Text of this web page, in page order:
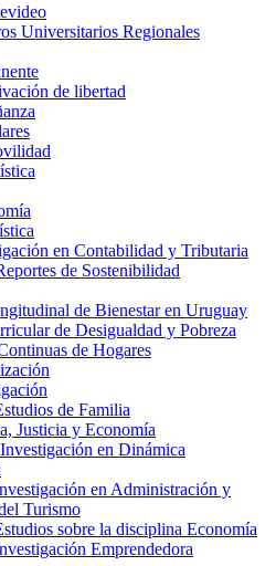
Universitarios Regionales
de libertad
en Contabilidad y Tributaria
de Sostenibilidad
de Bienestar en Uruguay
de Desigualdad y Pobreza
de Hogares
de Familia
Justicia y Economía
en Dinámica
en Administración y
Turismo
sobre la disciplina Economía
Emprendedora